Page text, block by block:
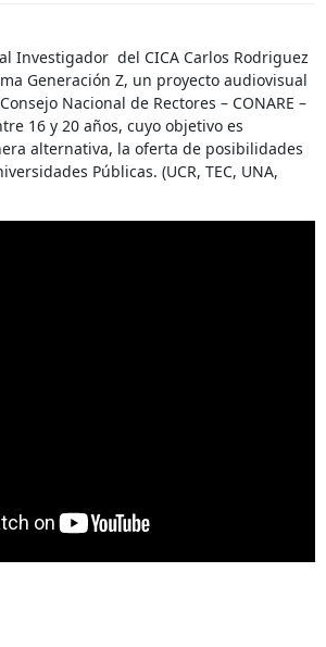
Investigador del CICA Carlos Rodriguez
Generación Z, un proyecto audiovisual
Nacional de Rectores – CONARE –
16 y 20 años, cuyo objetivo es
alternativa, la oferta de posibilidades
Públicas. (UCR, TEC, UNA,